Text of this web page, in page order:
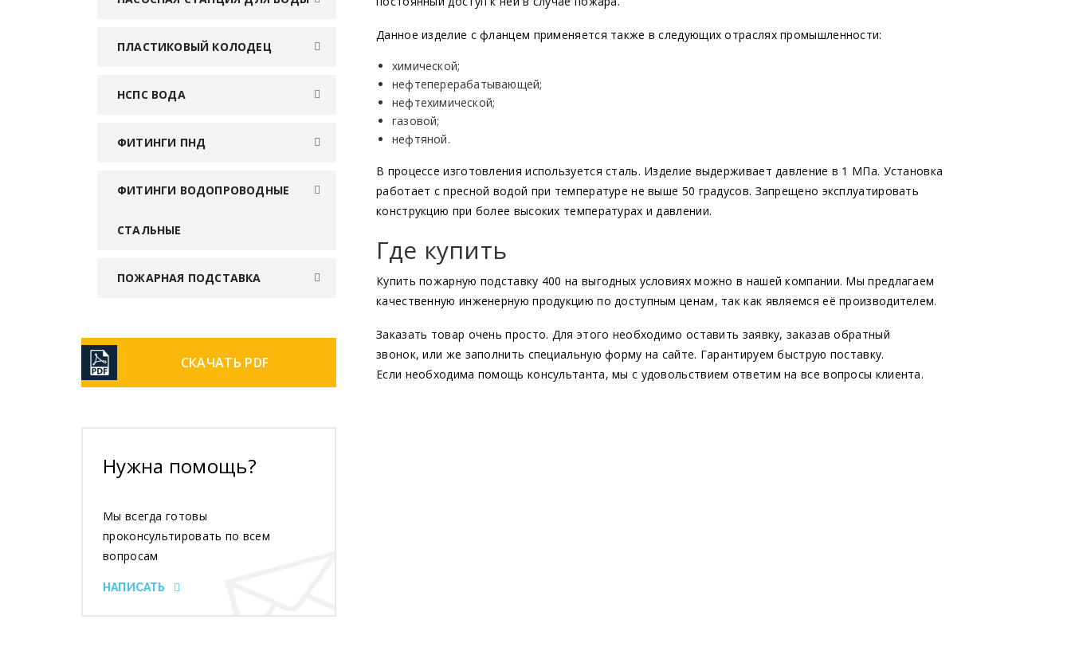
ПЛАСТИКОВЫЙ КОЛОДЕЦ
НСПС ВОДА
ФИТИНГИ ПНД
ФИТИНГИ ВОДОПРОВОДНЫЕ
СТАЛЬНЫЕ
ПОЖАРНАЯ ПОДСТАВКА
СКАЧАТЬ PDF
Нужна помощь?
Мы всегда готовы
проконсультировать по всем
вопросам
НАПИСАТЬ
Данное изделие с фланцем применяется также в следующих отраслях промышленности:
химической;
нефтеперерабатывающей;
нефтехимической;
газовой;
нефтяной.
В процессе изготовления используется сталь. Изделие выдерживает давление в 1 МПа. Установка
работает с пресной водой при температуре не выше 50 градусов. Запрещено эксплуатировать
конструкцию при более высоких температурах и давлении.
Где купить
Купить пожарную подставку 400 на выгодных условиях можно в нашей компании. Мы предлагаем
качественную инженерную продукцию по доступным ценам, так как являемся её производителем.
Заказать товар очень просто. Для этого необходимо оставить заявку, заказав обратный
звонок, или же заполнить специальную форму на сайте. Гарантируем быструю поставку.
Если необходима помощь консультанта, мы с удовольствием ответим на все вопросы клиента.